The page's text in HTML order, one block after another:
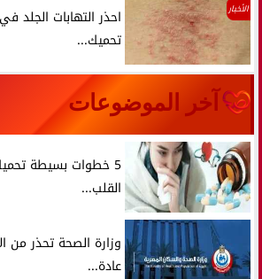
الأخبار
تحميك...
آخر الموضوعات
5 خطوات بسيطة
القلب...
وزارة الصحة تحذر من
عادة...